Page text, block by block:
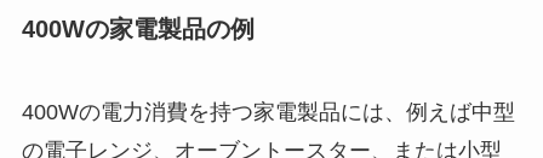
400Wの家電製品の例
400Wの電力消費を持つ家電製品には、例えば中型
の電子レンジ、オーブントースター、または小型